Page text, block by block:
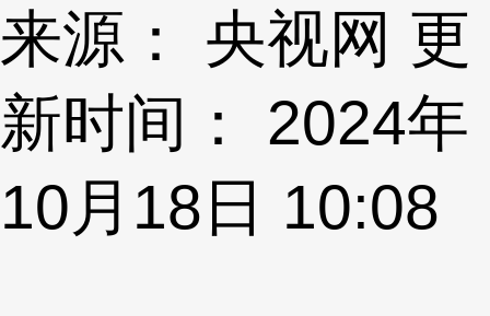
来源： 央视网 更
新时间： 2024年
10月18日 10:08